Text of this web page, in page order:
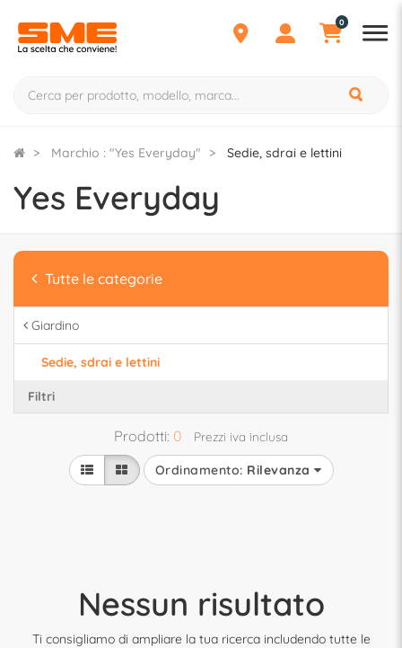
0
Marchio : "Yes Everyday" Sedie, sdrai e lettini
Yes Everyday
Tutte le categorie
Giardino
Sedie, sdrai e lettini
Filtri
Prodotti: 0 Prezzi iva inclusa
Ordinamento: Rilevanza
Nessun risultato
Ti consigliamo di ampliare la tua ricerca includendo tutte le